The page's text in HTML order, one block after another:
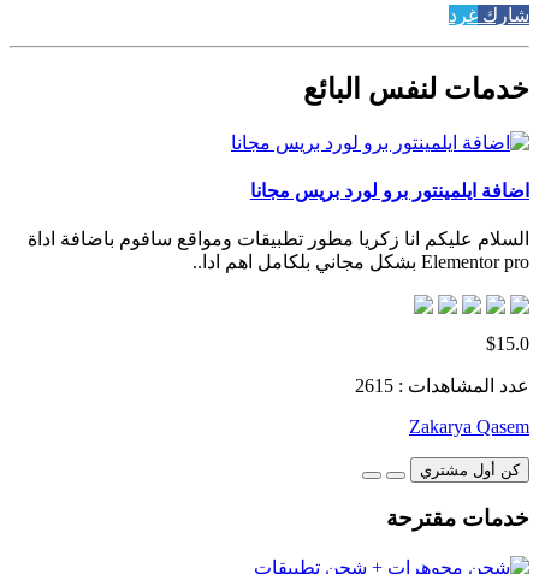
شارك غرد
خدمات لنفس البائع
اضافة ايلمينتور برو لورد بريس مجانا
السلام عليكم انا زكريا مطور تطبيقات ومواقع سافوم باضافة اداة
Elementor pro بشكل مجاني بلكامل اهم ادا..
$15.0
عدد المشاهدات : 2615
Zakarya Qasem
كن أول مشتري
خدمات مقترحة